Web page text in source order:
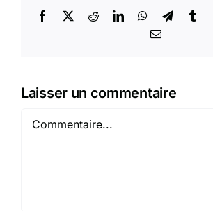
Facebook
X RedditLinkedInWhatsApp
Email
Laisser un commentaire
Commentaire